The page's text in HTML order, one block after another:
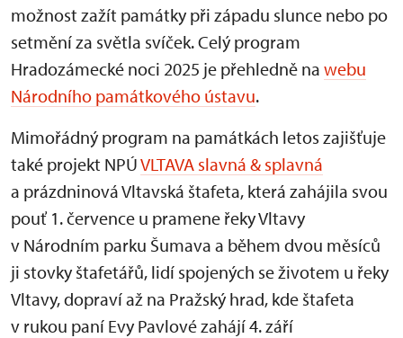
možnost zažít památky při západu slunce nebo po
setmění za světla svíček. Celý program
Hradozámecké noci 2025 je přehledně na webu
Národního památkového ústavu.
Mimořádný program na památkách letos zajišťuje
také projekt NPÚVLTAVA slavná & splavná
a prázdninová Vltavská štafeta, která zahájila svou
pouť 1. července u pramene řeky Vltavy
v Národním parku Šumava a během dvou měsíců
ji stovky štafetářů, lidí spojených se životem u řeky
Vltavy, dopraví až na Pražský hrad, kde štafeta
v rukou paní Evy Pavlové zahájí 4. září